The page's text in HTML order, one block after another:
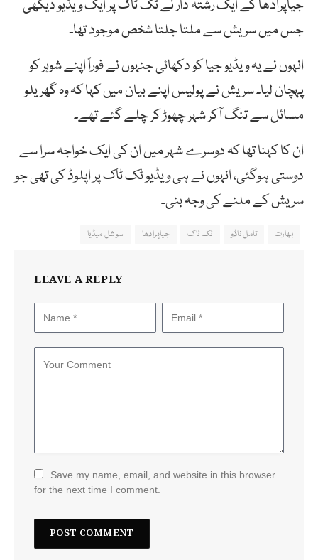
جیاپرادھا کے ایک رشتہ دار نے ٹک ٹاک پر ایک ویڈیو دیکھی
جس میں سریش سے ملتا جلتا شخص موجود تھا۔
انہوں نے یہ ویڈیو جیا کو دکھائی جنہوں نے فوراً اپنے شوہر کو
پہچان لیا۔ سریش نے پولیس اپنے بیان میں کہا کہ وہ گھریلو
مسائل سے تنگ آکر شہر چھوڑ کر چلے گئے تھے۔
ان کا کہنا تھا کہ دوسرے شہر میں ان کی ایک خواجہ سرا سے
دوستی ہوگئی، انہوں نے ہی ویڈیو ٹک ٹاک پر اپلوڈ کی تھی جو
سریش کے ملنے کی وجہ بنی۔
بھارت تامل ناڈو ٹک ٹاک جیاپرادھا سوشل میڈیا
LEAVE A REPLY
Save my name, email, and website in this browser
for the next time I comment.